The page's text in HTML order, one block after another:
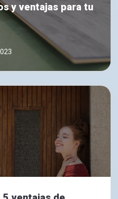
y ventajas para tu